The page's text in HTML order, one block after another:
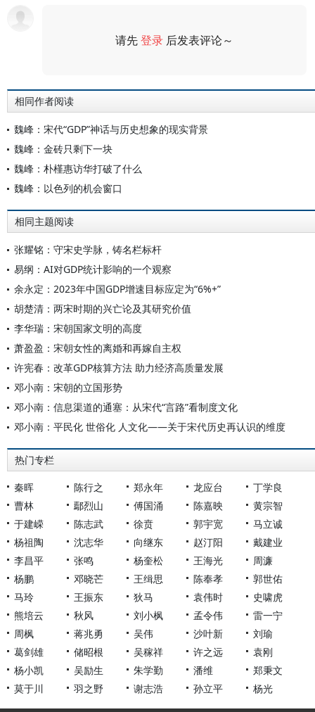
请先登录 后发表评论～
相同作者阅读
魏峰：宋代“GDP”神话与历史想象的现实背景
魏峰：金砖只剩下一块
魏峰：朴槿惠访华打破了什么
魏峰：以色列的机会窗口
相同主题阅读
张耀铭：守宋史学脉，铸名栏标杆
易纲：AI对GDP统计影响的一个观察
余永定：2023年中国GDP增速目标应定为“6%+”
胡楚清：两宋时期的兴亡论及其研究价值
李华瑞：宋朝国家文明的高度
萧盈盈：宋朝女性的离婚和再嫁自主权
许宪春：改革GDP核算方法 助力经济高质量发展
邓小南：宋朝的立国形势
邓小南：信息渠道的通塞：从宋代“言路”看制度文化
邓小南：平民化 世俗化 人文化——关于宋代历史再认识的维度
热门专栏
秦晖 陈行之 郑永年 龙应台
丁学良
曹林
鄢烈山 傅国涌 陈嘉映
黄宗智
于建嵘
陈志武 徐贲 郭宇宽
马立诚
杨祖陶
沈志华 向继东 赵汀阳
戴建业
李昌平
张鸣 杨奎松 王海光
周濂
杨鹏
邓晓芒 王缉思 陈奉孝
郭世佑
马玲
王振东 狄马 袁伟时
史啸虎
熊培云
秋风 刘小枫 孟令伟
雷一宁
周枫
蒋兆勇 吴伟 沙叶新
刘瑜
葛剑雄
储昭根 吴稼祥 许之远
袁刚
杨小凯
吴励生 朱学勤 潘维
郑秉文
莫于川
羽之野 谢志浩 孙立平 杨光